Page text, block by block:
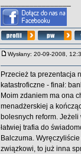
Wysłany: 20-09-2008,
Przecież ta prezentacja
katastroficzne - finał:
Moim zdaniem ma ona
menadżerskiej a
bolesnych reform.
łatwiej trafia do
Balczuma.
związkowi, to już inna